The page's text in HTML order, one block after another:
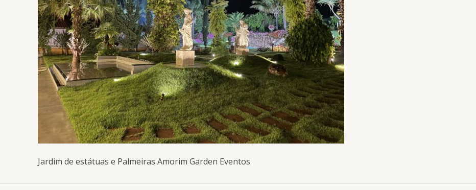
Jardim de estátuas e Palmeiras Amorim Garden Eventos